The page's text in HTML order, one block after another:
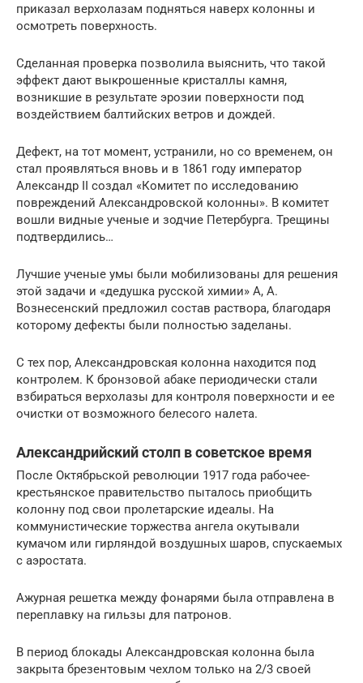
приказал верхолазам подняться наверх колонны и
осмотреть поверхность.
Сделанная проверка позволила выяснить, что такой
эффект дают выкрошенные кристаллы камня,
возникшие в результате эрозии поверхности под
воздействием балтийских ветров и дождей.
Дефект, на тот момент, устранили, но со временем, он
стал проявляться вновь и в 1861 году император
Александр II создал «Комитет по исследованию
повреждений Александровской колонны». В комитет
вошли видные ученые и зодчие Петербурга. Трещины
подтвердились…
Лучшие ученые умы были мобилизованы для решения
этой задачи и «дедушка русской химии» А, А.
Вознесенский предложил состав раствора, благодаря
которому дефекты были полностью заделаны.
С тех пор, Александровская колонна находится под
контролем. К бронзовой абаке периодически стали
взбираться верхолазы для контроля поверхности и ее
очистки от возможного белесого налета.
Александрийский столп в советское время
После Октябрьской революции 1917 года рабочее-
крестьянское правительство пыталось приобщить
колонну под свои пролетарские идеалы. На
коммунистические торжества ангела окутывали
кумачом или гирляндой воздушных шаров, спускаемых
с аэростата.
Ажурная решетка между фонарями была отправлена в
переплавку на гильзы для патронов.
В период блокады Александровская колонна была
закрыта брезентовым чехлом только на 2/3 своей